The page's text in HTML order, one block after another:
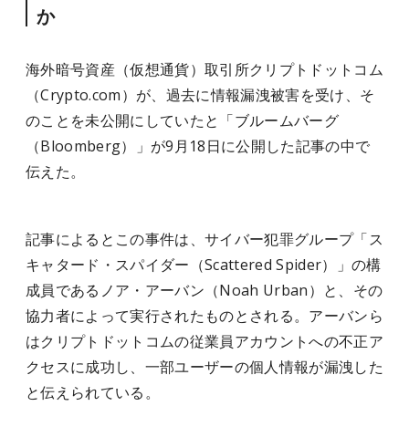
か
海外暗号資産（仮想通貨）取引所クリプトドットコム
（Crypto.com）が、過去に情報漏洩被害を受け、そ
のことを未公開にしていたと「ブルームバーグ
（Bloomberg）」が9月18日に公開した記事の中で
伝えた。
記事によるとこの事件は、サイバー犯罪グループ「ス
キャタード・スパイダー（Scattered Spider）」の構
成員であるノア・アーバン（Noah Urban）と、その
協力者によって実行されたものとされる。アーバンら
はクリプトドットコムの従業員アカウントへの不正ア
クセスに成功し、一部ユーザーの個人情報が漏洩した
と伝えられている。